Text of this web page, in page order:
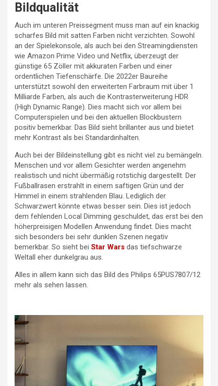
Bildqualität
Auch im unteren Preissegment muss man auf ein knackig
scharfes Bild mit satten Farben nicht verzichten. Sowohl
an der Spielekonsole, als auch bei den Streamingdiensten
wie Amazon Prime Video und Netflix, überzeugt der
günstige 65 Zöller mit akkuraten Farben und einer
ordentlichen Tiefenschärfe. Die 2022er Baureihe
unterstützt sowohl den erweiterten Farbraum mit über 1
Milliarde Farben, als auch die Kontrasterweiterung HDR
(High Dynamic Range). Dies macht sich vor allem bei
Computerspielen und bei den aktuellen Blockbustern
positiv bemerkbar. Das Bild sieht brillanter aus und bietet
mehr Kontrast als bei Standardinhalten.
Auch bei der Bildeinstellung gibt es nicht viel zu bemängeln.
Menschen und vor allem Gesichter werden angenehm
realistisch und nicht übermäßig rotstichig dargestellt. Der
Fußballrasen erstrahlt in einem saftigen Grün und der
Himmel in einem strahlenden Blau. Lediglich der
Schwarzwert könnte etwas besser sein. Dies ist jedoch
dem fehlenden Local Dimming geschuldet, das erst bei den
höherpreisigen Modellen Anwendung findet. Dies macht
sich besonders bei sehr dunklen Szenen negativ
bemerkbar. So sieht bei Star Wars das tiefschwarze
Weltall eher dunkelgrau aus.
Alles in allem kann sich das Bild des Philips 65PUS7807/12
mehr als sehen lassen.